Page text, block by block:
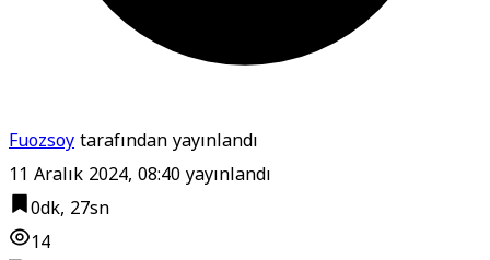
Fuozsoytarafından yayınlandı
11 Aralık 2024, 08:40yayınlandı
0dk, 27sn
14